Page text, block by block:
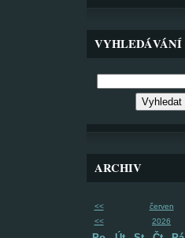
VYHLEDÁVÁNÍ
ARCHIV
<< červen
<<
2026